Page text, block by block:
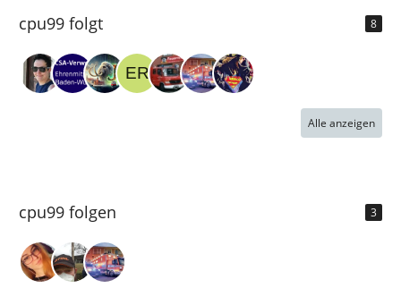
cpu99 folgt 8
Alle anzeigen
cpu99 folgen 3